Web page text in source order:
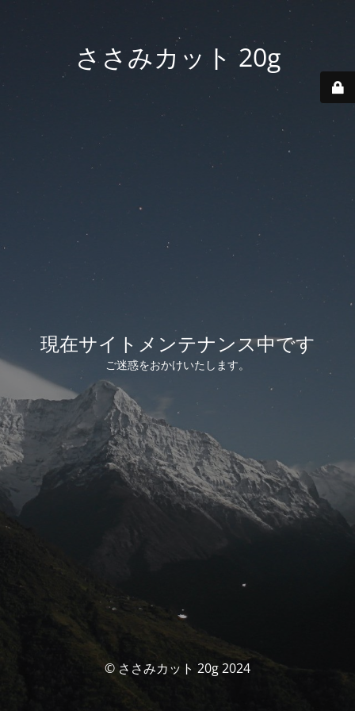
ささみカット 20g
現在サイトメンテナンス中です
ご迷惑をおかけいたします。
© ささみカット 20g 2024